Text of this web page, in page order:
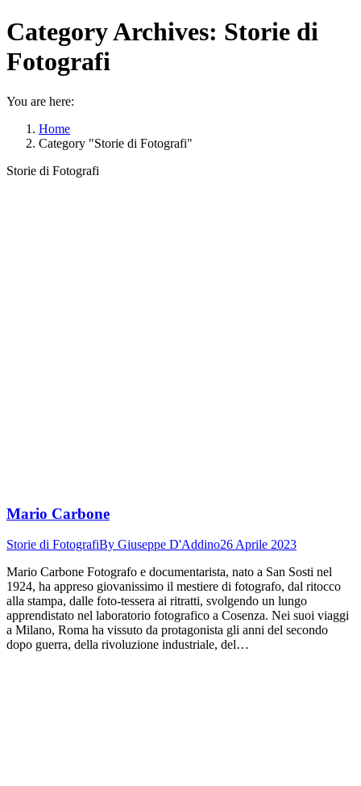
Category Archives: Storie di
Fotografi
You are here:
Home
Category "Storie di Fotografi"
Storie di Fotografi
Mario Carbone
Storie di FotografiBy Giuseppe D'Addino26 Aprile 2023
Mario Carbone Fotografo e documentarista, nato a San Sosti nel
1924, ha appreso giovanissimo il mestiere di fotografo, dal ritocco
alla stampa, dalle foto-tessera ai ritratti, svolgendo un lungo
apprendistato nel laboratorio fotografico a Cosenza. Nei suoi viaggi
a Milano, Roma ha vissuto da protagonista gli anni del secondo
dopo guerra, della rivoluzione industriale, del…